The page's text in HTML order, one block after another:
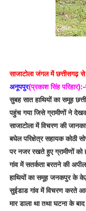
साजाटोला जंगल में छत्तीसगढ़
अनूपपुर(प्रकाश सिंह परिहार):-
सुबह सात हाथियों का समूह
पहुंच गया जिसे ग्रामीणों ने
साजाटोला में विचरण की
बघेल परिक्षेत्र सहायक कोठी
पर नजर रखते हुए ग्रामीणों
गांव में सतर्कता बरतने की अपील
हाथियों का समूह जनकपुर के
सुईडाड गांव में विचरण करते
मार डाला था तथा घटना के